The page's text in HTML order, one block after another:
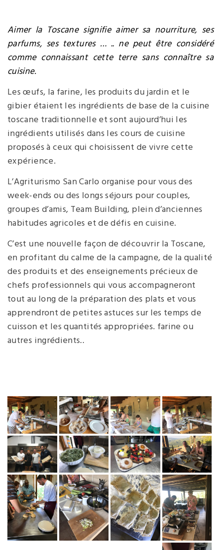
Aimer la Toscane signifie aimer sa nourriture, ses
parfums, ses textures … .. ne peut être considéré
comme connaissant cette terre sans connaître sa
cuisine.
Les œufs, la farine, les produits du jardin et le
gibier étaient les ingrédients de base de la cuisine
toscane traditionnelle et sont aujourd’hui les
ingrédients utilisés dans les cours de cuisine
proposés à ceux qui choisissent de vivre cette
expérience.
L’Agriturismo San Carlo organise pour vous des
week-ends ou des longs séjours pour couples,
groupes d’amis, Team Building, plein d’anciennes
habitudes agricoles et de défis en cuisine.
C’est une nouvelle façon de découvrir la Toscane,
en profitant du calme de la campagne, de la qualité
des produits et des enseignements précieux de
chefs professionnels qui vous accompagneront
tout au long de la préparation des plats et vous
apprendront de petites astuces sur les temps de
cuisson et les quantités appropriées. farine ou
autres ingrédients..